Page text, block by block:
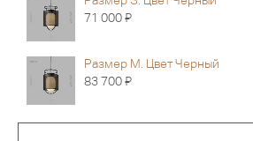
71 000Я
Размер M. Цвет Черный
83 700Я